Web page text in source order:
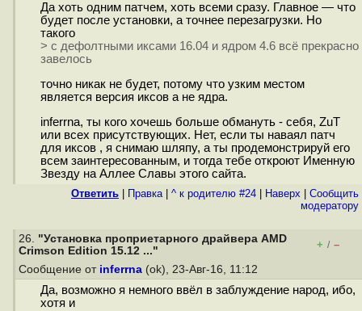
Да хоть одним патчем, хоть всеми сразу. Главное — что
будет после установки, а точнее перезагрузки. Но
такого
> с дефолтными иксами 16.04 и ядром 4.6 всё прекрасно
завелось
точно никак не будет, потому что узким местом
является версия иксов а не ядра.
inferrna, ты кого хочешь больше обмануть - себя, ZuT
или всех присутствующих. Нет, если ты наваял патч
для иксов , я снимаю шляпу, а ты продемонстрируй его
всем заинтересованным, и тогда тебе откроют Именную
Звезду на Аллее Славы этого сайта.
Ответить Правка| ^ к родителю #24 Наверх
Cообщить
модератору
26. "Установка проприетарного драйвера AMD
Crimson Edition 15.12 ..."
+ / –
Сообщение от inferrna (ok), 23-Авг-16, 11:12
Да, возможно я немного ввёл в заблуждение народ, ибо,
хотя и